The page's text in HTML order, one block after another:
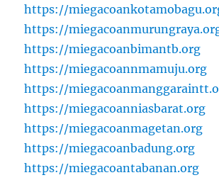
https://
https://
https://miegacoanbimantb.org
https://miegacoannmamuju.org
https://
https://miegacoanniasbarat.org
https://miegacoanmagetan.org
https://miegacoanbadung.org
https://miegacoantabanan.org